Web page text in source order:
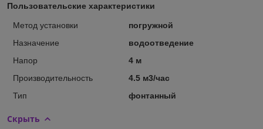
Пользовательские характеристики
Метод установки
погружной
Назначение
водоотведение
Напор
4 м
Производительность
4.5 м3/час
Тип
фонтанный
Скрыть